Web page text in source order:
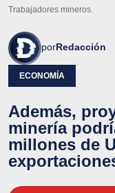
Trabajadores mineros.
porRedacción
ECONOMÍA
Además,
minería
millones de